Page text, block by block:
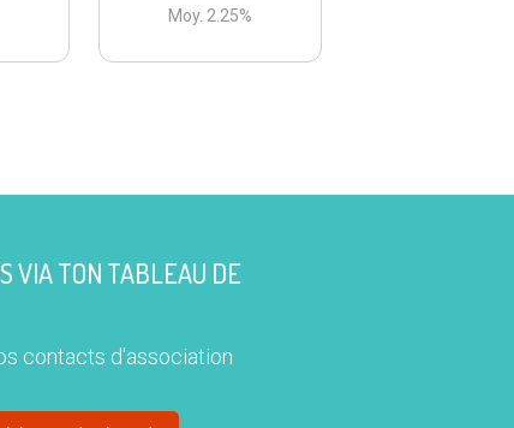
Moy. 2.25%
VIA TON TABLEAU DE
contacts d'association